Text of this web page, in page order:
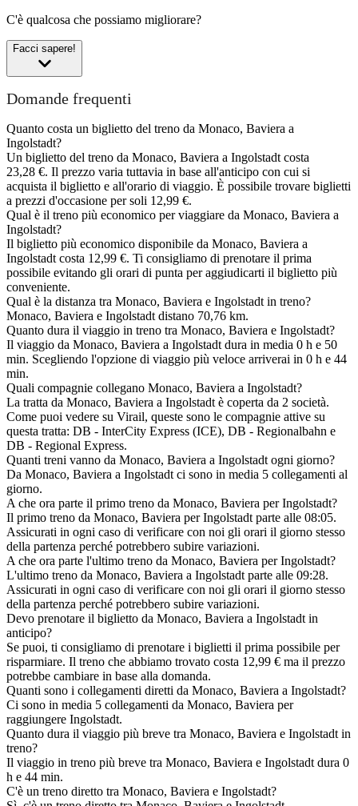
C'è qualcosa che possiamo migliorare?
Facci sapere!
Domande frequenti
Quanto costa un biglietto del treno da Monaco, Baviera a
Ingolstadt?
Un biglietto del treno da Monaco, Baviera a Ingolstadt costa
23,28 €. Il prezzo varia tuttavia in base all'anticipo con cui si
acquista il biglietto e all'orario di viaggio. È possibile trovare biglietti
a prezzi d'occasione per soli 12,99 €.
Qual è il treno più economico per viaggiare da Monaco, Baviera a
Ingolstadt?
Il biglietto più economico disponibile da Monaco, Baviera a
Ingolstadt costa 12,99 €. Ti consigliamo di prenotare il prima
possibile evitando gli orari di punta per aggiudicarti il biglietto più
conveniente.
Qual è la distanza tra Monaco, Baviera e Ingolstadt in treno?
Monaco, Baviera e Ingolstadt distano 70,76 km.
Quanto dura il viaggio in treno tra Monaco, Baviera e Ingolstadt?
Il viaggio da Monaco, Baviera a Ingolstadt dura in media 0 h e 50
min. Scegliendo l'opzione di viaggio più veloce arriverai in 0 h e 44
min.
Quali compagnie collegano Monaco, Baviera a Ingolstadt?
La tratta da Monaco, Baviera a Ingolstadt è coperta da 2 società.
Come puoi vedere su Virail, queste sono le compagnie attive su
questa tratta: DB - InterCity Express (ICE), DB - Regionalbahn e
DB - Regional Express.
Quanti treni vanno da Monaco, Baviera a Ingolstadt ogni giorno?
Da Monaco, Baviera a Ingolstadt ci sono in media 5 collegamenti al
giorno.
A che ora parte il primo treno da Monaco, Baviera per Ingolstadt?
Il primo treno da Monaco, Baviera per Ingolstadt parte alle 08:05.
Assicurati in ogni caso di verificare con noi gli orari il giorno stesso
della partenza perché potrebbero subire variazioni.
A che ora parte l'ultimo treno da Monaco, Baviera per Ingolstadt?
L'ultimo treno da Monaco, Baviera a Ingolstadt parte alle 09:28.
Assicurati in ogni caso di verificare con noi gli orari il giorno stesso
della partenza perché potrebbero subire variazioni.
Devo prenotare il biglietto da Monaco, Baviera a Ingolstadt in
anticipo?
Se puoi, ti consigliamo di prenotare i biglietti il prima possibile per
risparmiare. Il treno che abbiamo trovato costa 12,99 € ma il prezzo
potrebbe cambiare in base alla domanda.
Quanti sono i collegamenti diretti da Monaco, Baviera a Ingolstadt?
Ci sono in media 5 collegamenti da Monaco, Baviera per
raggiungere Ingolstadt.
Quanto dura il viaggio più breve tra Monaco, Baviera e Ingolstadt in
treno?
Il viaggio in treno più breve tra Monaco, Baviera e Ingolstadt dura 0
h e 44 min.
C'è un treno diretto tra Monaco, Baviera e Ingolstadt?